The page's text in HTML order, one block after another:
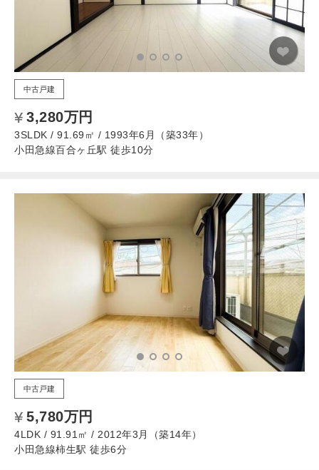
中古戸建
3,280万円
3SLDK / 91.69㎡ / 1993年6月（築33年）
小田急線百合ヶ丘駅 徒歩10分
中古戸建
5,780万円
4LDK / 91.91㎡ / 2012年3月（築14年）
小田急線柿生駅 徒歩6分